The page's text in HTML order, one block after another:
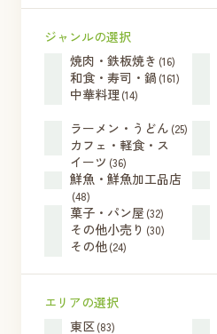
ジャンルの選択
焼肉・鉄板焼き (16)
和食・寿司・鍋 (161)
中華料理 (14)
ラーメン・うどん (25)
カフェ・軽食・ス
イーツ (36)
鮮魚・鮮魚加工品店
(48)
菓子・パン屋 (32)
その他小売り (30)
その他(24)
エリアの選択
東区(83)